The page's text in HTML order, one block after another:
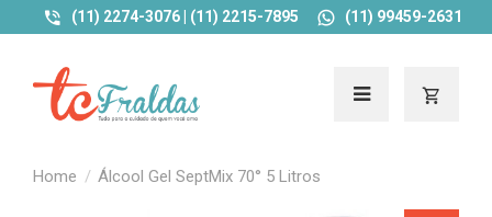
(11) 2274-3076 | (11) 2215-7895 (11) 99459-2631
Álcool Gel SeptMix 70° 5 Litros